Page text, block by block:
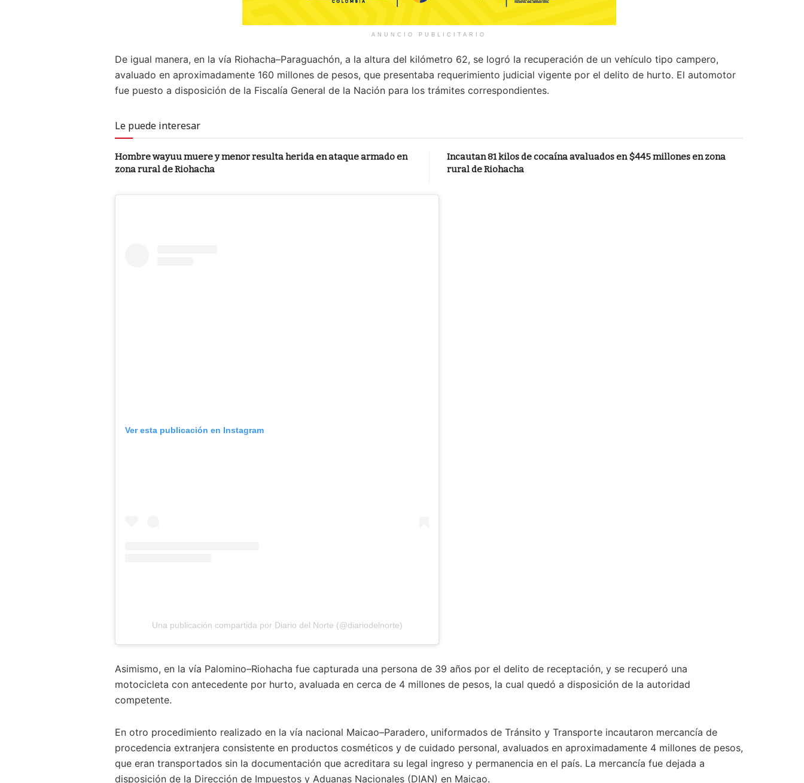
ANUNCIO PUBLICITARIO
De igual manera, en la vía Riohacha–Paraguachón, a la altura del kilómetro 62, se logró la recuperación de un vehículo tipo campero,
avaluado en aproximadamente 160 millones de pesos, que presentaba requerimiento judicial vigente por el delito de hurto. El automotor
fue puesto a disposición de la Fiscalía General de la Nación para los trámites correspondientes.
Le puede interesar
Hombre wayuu muere y menor resulta herida en ataque armado en
zona rural de Riohacha
Incautan 81 kilos de cocaína avaluados en $445 millones en zona
rural de Riohacha
Ver esta publicación en Instagram
Una publicación compartida por Diario del Norte (@diariodelnorte)
Asimismo, en la vía Palomino–Riohacha fue capturada una persona de 39 años por el delito de receptación, y se recuperó una
motocicleta con antecedente por hurto, avaluada en cerca de 4 millones de pesos, la cual quedó a disposición de la autoridad
competente.
En otro procedimiento realizado en la vía nacional Maicao–Paradero, uniformados de Tránsito y Transporte incautaron mercancía de
procedencia extranjera consistente en productos cosméticos y de cuidado personal, avaluados en aproximadamente 4 millones de pesos,
que eran transportados sin la documentación que acreditara su legal ingreso y permanencia en el país. La mercancía fue dejada a
disposición de la Dirección de Impuestos y Aduanas Nacionales (DIAN) en Maicao.